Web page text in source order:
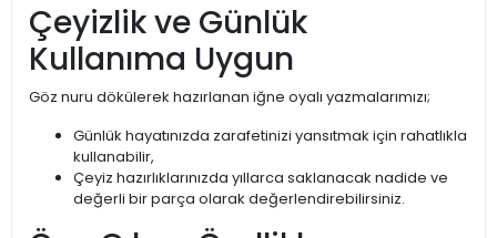
Çeyizlik ve Günlük
Kullanıma Uygun
Göz nuru dökülerek hazırlanan iğne oyalı yazmalarımızı;
Günlük hayatınızda zarafetinizi yansıtmak için rahatlıkla
kullanabilir,
Çeyiz hazırlıklarınızda yıllarca saklanacak nadide ve
değerli bir parça olarak değerlendirebilirsiniz.